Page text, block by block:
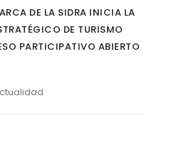
DE LA SIDRA INICIA LA
DE TURISMO
PARTICIPATIVO ABIERTO